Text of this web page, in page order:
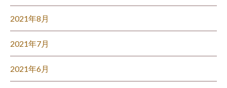
2021年8月
2021年7月
2021年6月